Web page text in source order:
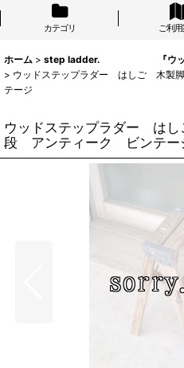
カテゴリ ご利
ホーム > step ladder. 『ウッド
> ウッドステップラダー はしご 木
テージ
ウッドステップラダー
段 アンティーク ビンテー